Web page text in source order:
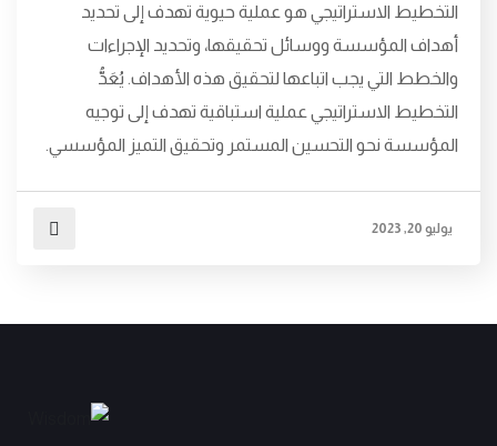
التخطيط الاستراتيجي هو عملية حيوية تهدف إلى تحديد
أهداف المؤسسة ووسائل تحقيقها، وتحديد الإجراءات
والخطط التي يجب اتباعها لتحقيق هذه الأهداف. يُعَدُّ
التخطيط الاستراتيجي عملية استباقية تهدف إلى توجيه
المؤسسة نحو التحسين المستمر وتحقيق التميز المؤسسي.
يوليو 20, 2023